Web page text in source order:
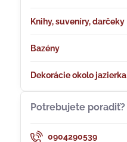
Knihy, suveníry, darčeky
Bazény
Dekorácie okolo jazierka
Potrebujete poradiť?
0904290539